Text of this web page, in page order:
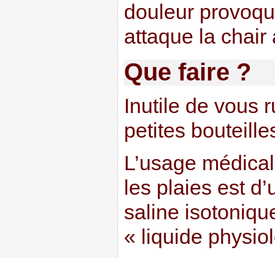
douleur
attaque la chair
Que faire ?
Inutile de vous
petites
L’usage
les plaies est
saline
« liquide